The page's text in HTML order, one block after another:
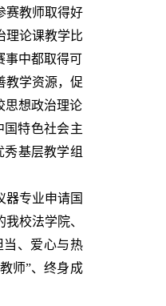
赛教师取得好
理论课教学比
事中都取得可
教学资源，促
思想政治理论
国特色社会主
基层教学组
器专业申请国
校法学院、
当、爱心与热
师”、终身成
有深度的思政金课铸魂育人1